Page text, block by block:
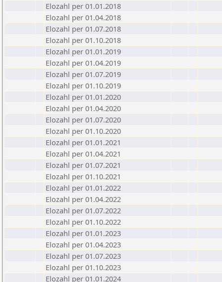
Elozahl per 01.01.2018
Elozahl per 01.04.2018
Elozahl per 01.07.2018
Elozahl per 01.10.2018
Elozahl per 01.01.2019
Elozahl per 01.04.2019
Elozahl per 01.07.2019
Elozahl per 01.10.2019
Elozahl per 01.01.2020
Elozahl per 01.04.2020
Elozahl per 01.07.2020
Elozahl per 01.10.2020
Elozahl per 01.01.2021
Elozahl per 01.04.2021
Elozahl per 01.07.2021
Elozahl per 01.10.2021
Elozahl per 01.01.2022
Elozahl per 01.04.2022
Elozahl per 01.07.2022
Elozahl per 01.10.2022
Elozahl per 01.01.2023
Elozahl per 01.04.2023
Elozahl per 01.07.2023
Elozahl per 01.10.2023
Elozahl per 01.01.2024